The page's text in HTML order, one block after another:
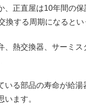
、正直屋は10年間の
換する周期になるとい
、熱交換器、サーミス
いる部品の寿命が給湯
います。